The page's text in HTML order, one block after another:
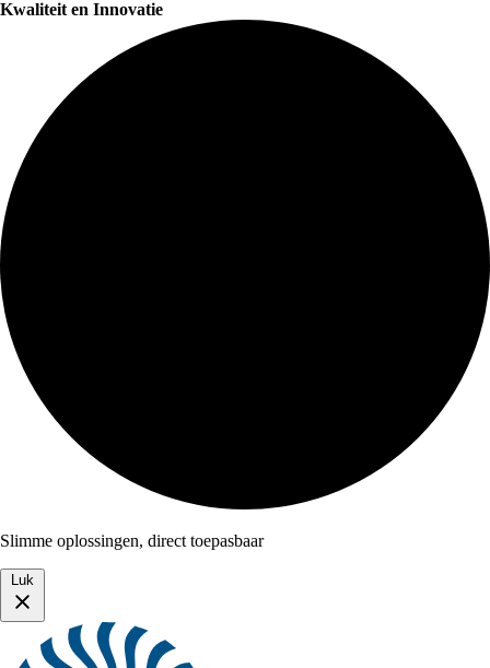
Kwaliteit en Innovatie
Slimme oplossingen, direct toepasbaar
Luk